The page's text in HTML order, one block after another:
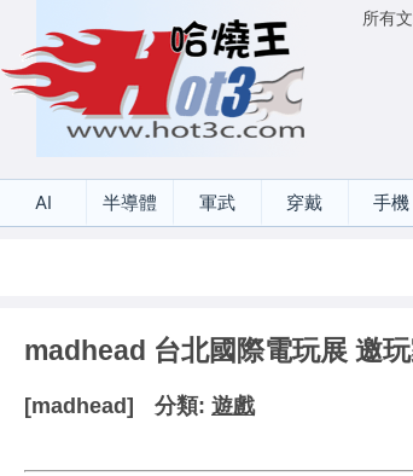
所有
AI 半導體 軍武 穿戴 手機
madhead 台北國際電玩展 邀
[madhead] 分類: 遊戲